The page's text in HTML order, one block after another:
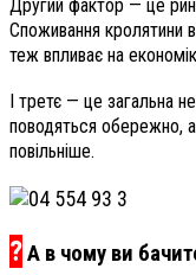
Другий фактор — це
Споживання кролятини
теж впливає на
І третє — це загальна
поводяться обережно, а
повільніше.
?А в чому ви